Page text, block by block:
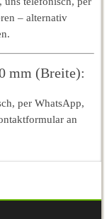
– alternativ
mm (Breite):
per WhatsApp,
an